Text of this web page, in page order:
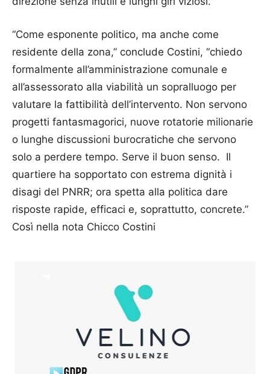
“Come esponente politico, ma anche come
residente della zona,” conclude Costini, “chiedo
formalmente all’amministrazione comunale e
all’assessorato alla viabilità un sopralluogo per
valutare la fattibilità dell’intervento. Non servono
progetti fantasmagorici, nuove rotatorie milionarie
o lunghe discussioni burocratiche che servono
solo a perdere tempo. Serve il buon senso. Il
quartiere ha sopportato con estrema dignità i
disagi del PNRR; ora spetta alla politica dare
risposte rapide, efficaci e, soprattutto, concrete.”
Così nella nota Chicco Costini